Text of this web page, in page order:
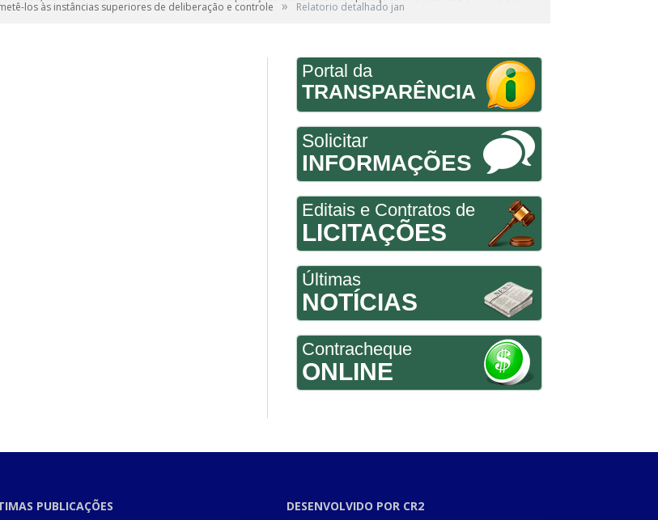
los às instâncias superiores de deliberação e controle » Relatorio detalhado jan
Portal da
TRANSPARÊNCIA
Solicitar
INFORMAÇÕES
Editais e Contratos de
LICITAÇÕES
Últimas
NOTÍCIAS
Contracheque
ONLINE
PUBLICAÇÕES DESENVOLVIDO POR CR2